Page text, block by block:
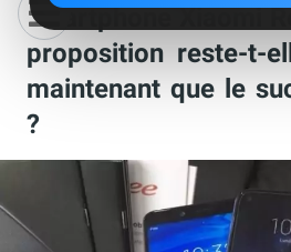
smartphone Xiaomi
proposition reste-t-
maintenant que le
?